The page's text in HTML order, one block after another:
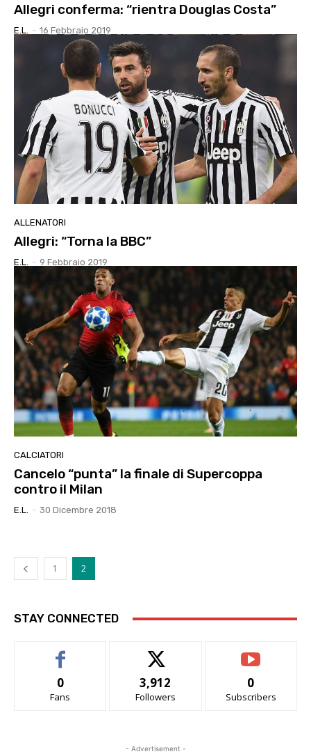
Allegri conferma: “rientra Douglas Costa”
E.l. - 16 Febbraio 2019
ALLENATORI
Allegri: “Torna la BBC”
E.l. - 9 Febbraio 2019
CALCIATORI
Cancelo “punta” la finale di Supercoppa
contro il Milan
E.l. - 30 Dicembre 2018
1 2
STAY CONNECTED
0
Fans
3,912
Followers
0
Subscribers
- Advertisement -